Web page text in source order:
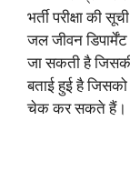
भर्ती परीक्षा
जल जीवन
जा सकती है जिसकी
बताई हुई है
चेक कर सकते हैं।